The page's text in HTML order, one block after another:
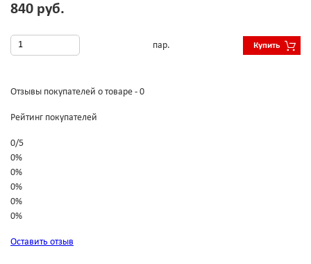
840 руб.
пар. Купить
Отзывы покупателей о товаре - 0
Рейтинг покупателей
0/5
0%
0%
0%
0%
0%
Оставить отзыв